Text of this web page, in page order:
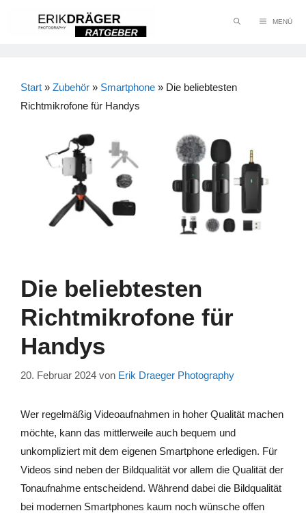
MENÜ
Start » Zubehör » Smartphone » Die beliebtesten
Richtmikrofone für Handys
Die beliebtesten
Richtmikrofone für
Handys
20. Februar 2024 von Erik Draeger Photography
Wer regelmäßig Videoaufnahmen in hoher Qualität machen
möchte, kann das mittlerweile auch bequem und
unkompliziert mit dem eigenen Smartphone erledigen. Für
Videos sind neben der Bildqualität vor allem die Qualität der
Tonaufnahme entscheidend. Während dabei die Bildqualität
bei modernen Smartphones kaum noch wünsche offen